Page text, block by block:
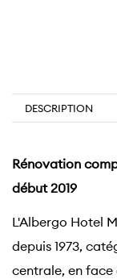
DESCRIPTION
Rénovation
début 2019
L'Albergo Hotel
depuis 1973,
centrale, en face